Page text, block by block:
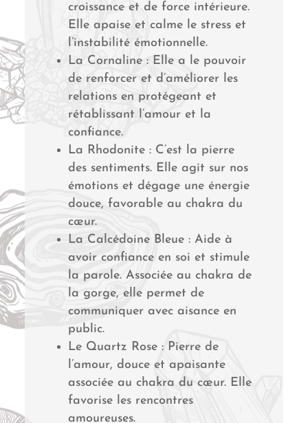
croissance et de force intérieure.
Elle apaise et calme le stress et
l’instabilité émotionnelle.
La Cornaline : Elle a le pouvoir
de renforcer et d’améliorer les
relations en protégeant et
rétablissant l’amour et la
confiance.
La Rhodonite : C’est la pierre
des sentiments. Elle agit sur nos
émotions et dégage une énergie
douce, favorable au chakra du
cœur.
La Calcédoine Bleue : Aide à
avoir confiance en soi et stimule
la parole. Associée au chakra de
la gorge, elle permet de
communiquer avec aisance en
public.
Le Quartz Rose : Pierre de
l’amour, douce et apaisante
associée au chakra du cœur. Elle
favorise les rencontres
amoureuses.